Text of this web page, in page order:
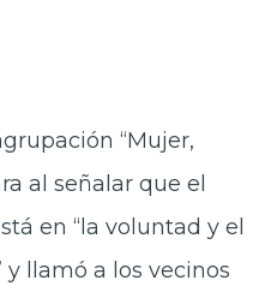
“Mujer,
al señalar que el
en “la voluntad y el
y llamó a los vecinos